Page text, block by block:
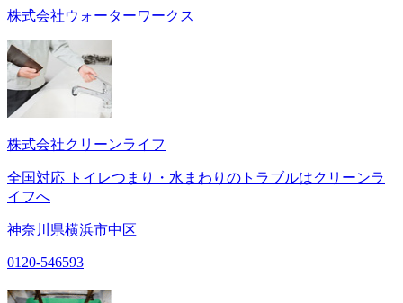
株式会社ウォーターワークス
株式会社クリーンライフ
全国対応 トイレつまり・水まわりのトラブルはクリーンラ
イフへ
神奈川県横浜市中区
0120-546593